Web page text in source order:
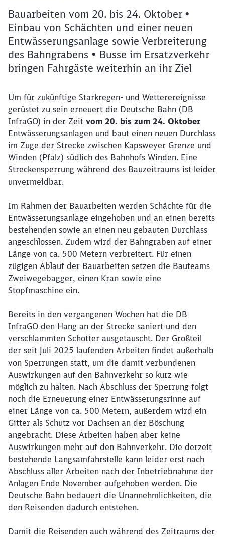
Bauarbeiten vom 20. bis 24. Oktober •
Einbau von Schächten und einer neuen
Entwässerungsanlage sowie Verbreiterung
des Bahngrabens • Busse im Ersatzverkehr
bringen Fahrgäste weiterhin an ihr Ziel
Um für zukünftige Starkregen- und Wetterereignisse
gerüstet zu sein erneuert die Deutsche Bahn (DB
InfraGO) in der Zeit vom 20. bis zum 24. Oktober
Entwässerungsanlagen und baut einen neuen Durchlass
im Zuge der Strecke zwischen Kapsweyer Grenze und
Winden (Pfalz) südlich des Bahnhofs Winden. Eine
Streckensperrung während des Bauzeitraums ist leider
unvermeidbar.
Im Rahmen der Bauarbeiten werden Schächte für die
Entwässerungsanlage eingehoben und an einen bereits
bestehenden sowie an einen neu gebauten Durchlass
angeschlossen. Zudem wird der Bahngraben auf einer
Länge von ca. 500 Metern verbreitert. Für einen
zügigen Ablauf der Bauarbeiten setzen die Bauteams
Zweiwegebagger, einen Kran sowie eine
Stopfmaschine ein.
Bereits in den vergangenen Wochen hat die DB
InfraGO den Hang an der Strecke saniert und den
verschlammten Schotter ausgetauscht. Der Großteil
der seit Juli 2025 laufenden Arbeiten findet außerhalb
von Sperrungen statt, um die damit verbundenen
Auswirkungen auf den Bahnverkehr so kurz wie
möglich zu halten. Nach Abschluss der Sperrung folgt
noch die Erneuerung einer Entwässerungsrinne auf
einer Länge von ca. 500 Metern, außerdem wird ein
Gitter als Schutz vor Dachsen an der Böschung
angebracht. Diese Arbeiten haben aber keine
Auswirkungen mehr auf den Bahnverkehr. Die derzeit
bestehende Langsamfahrstelle kann leider erst nach
Abschluss aller Arbeiten nach der Inbetriebnahme der
Anlagen Ende November aufgehoben werden. Die
Deutsche Bahn bedauert die Unannehmlichkeiten, die
den Reisenden dadurch entstehen.
Damit die Reisenden auch während des Zeitraums der
Möchten Sie zuweitergeleitet